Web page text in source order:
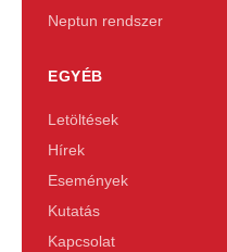
Neptun rendszer
EGYÉB
Letöltések
Hírek
Események
Kutatás
Kapcsolat